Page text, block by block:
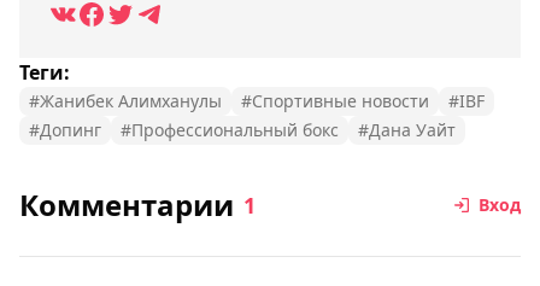
Теги:
#Жанибек Алимханулы #Спортивные новости
#IBF
#Допинг
#Профессиональный бокс #Дана Уайт
Комментарии 1 Вход